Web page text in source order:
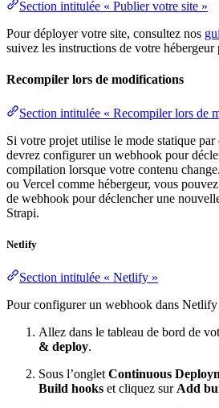
Section intitulée « Publier votre site »
Pour déployer votre site, consultez nos
suivez les instructions de votre hébergeur
Recompiler lors de modifications
Section intitulée « Recompiler lors de
Si votre projet utilise le mode statique
devrez configurer un webhook pour
compilation lorsque votre contenu
ou Vercel comme hébergeur, vous
de webhook pour déclencher une
Strapi.
Netlify
Section intitulée « Netlify »
Pour configurer un webhook dans Netlify
Allez dans le tableau de bord de
& deploy.
Sous l’onglet Continuous
Build hooks et cliquez sur Add